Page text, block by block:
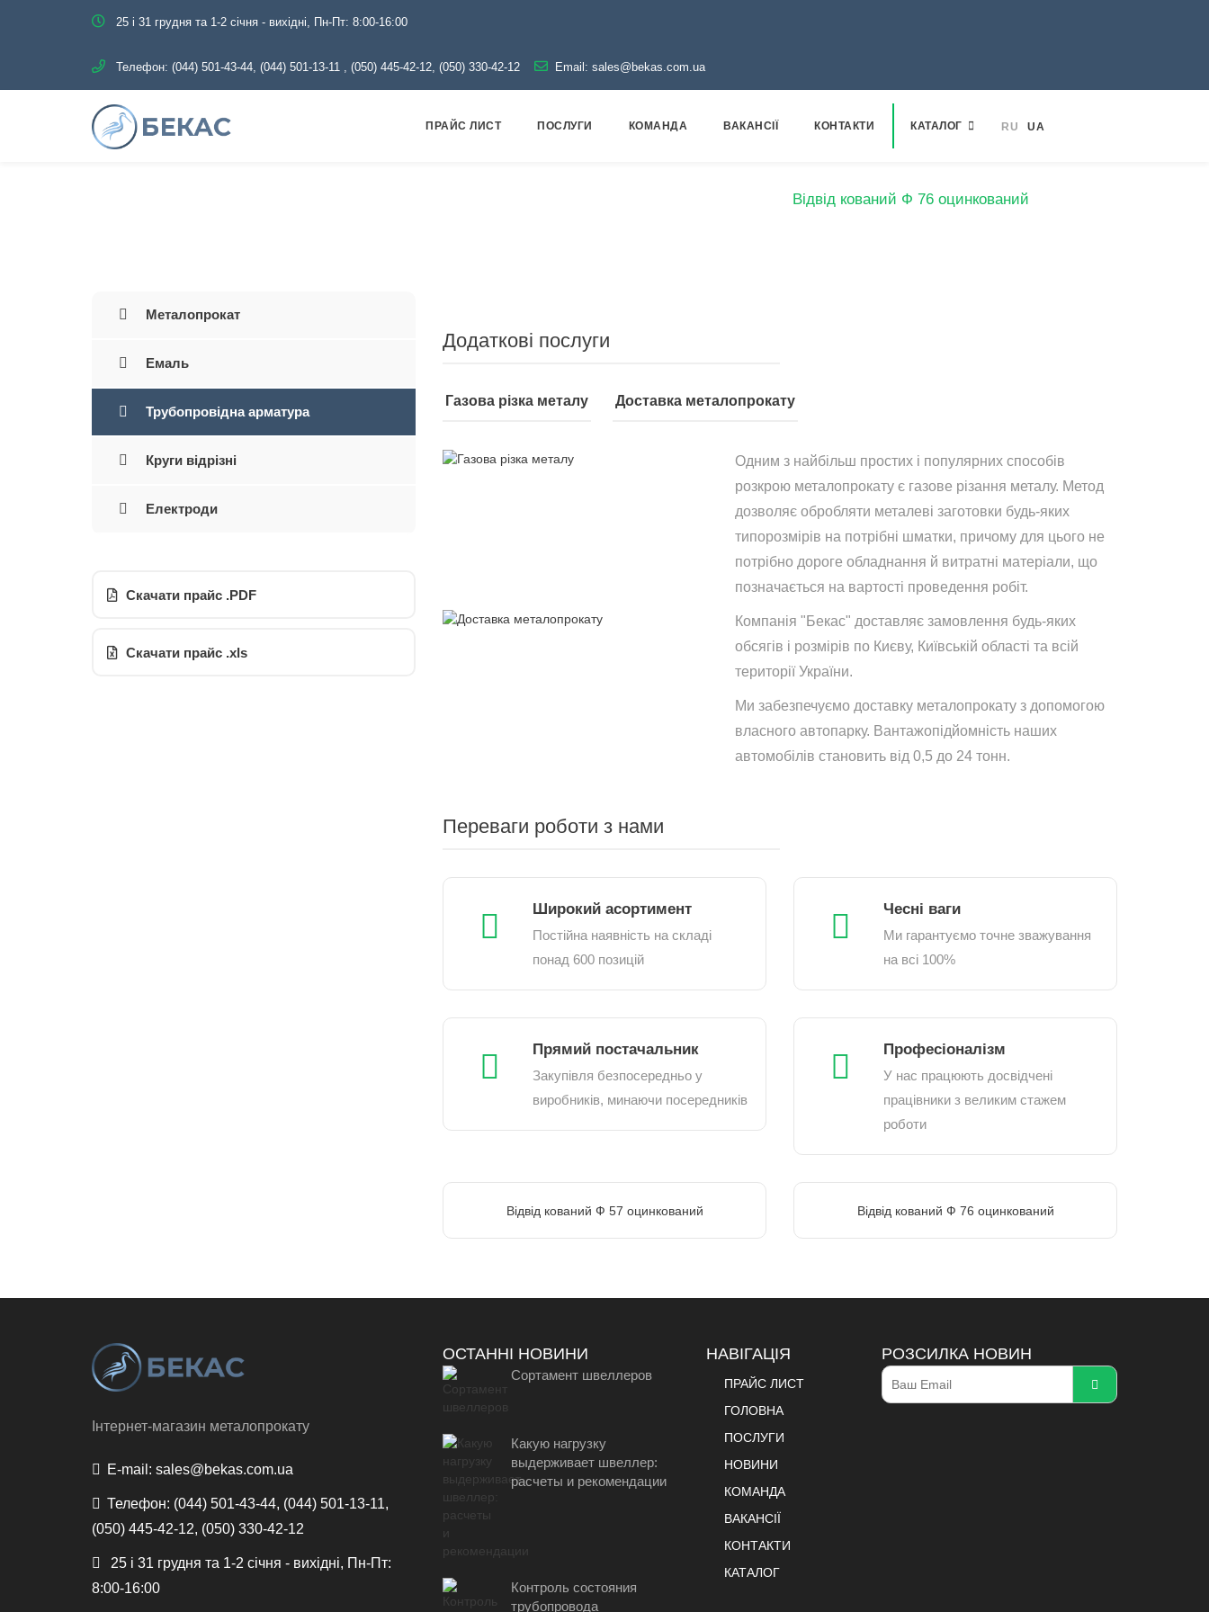
25 і 31 грудня та 1-2 січня - вихідні, Пн-Пт: 8:00-16:00
Телефон: (044) 501-43-44, (044) 501-13-11 , (050) 445-42-12, (050) 330-42-12 Email: sales@bekas.com.ua
ПРАЙС ЛИСТ ПОСЛУГИ КОМАНДА ВАКАНСІЇ КОНТАКТИ КАТАЛОГ RU UA
Відвід кований Ф 76 оцинкований
Металопрокат
Емаль
Трубопровідна арматура
Круги відрізні
Електроди
Скачати прайс .PDF
Скачати прайс .xls
Додаткові послуги
Газова різка металу Доставка металопрокату
Одним з найбільш простих і популярних способів
розкрою металопрокату є газове різання металу. Метод
дозволяє обробляти металеві заготовки будь-яких
типорозмірів на потрібні шматки, причому для цього не
потрібно дороге обладнання й витратні матеріали, що
позначається на вартості проведення робіт.
Компанія "Бекас" доставляє замовлення будь-яких
обсягів і розмірів по Києву, Київській області та всій
території України.
Ми забезпечуємо доставку металопрокату з допомогою
власного автопарку. Вантажопідйомність наших
автомобілів становить від 0,5 до 24 тонн.
Переваги роботи з нами
Широкий асортимент
Постійна наявність на складі
понад 600 позицій
Чесні ваги
Ми гарантуємо точне зважування
на всі 100%
Прямий постачальник
Закупівля безпосередньо у
виробників, минаючи посередників
Професіоналізм
У нас працюють досвідчені
працівники з великим стажем
роботи
Відвід кований Ф 57 оцинкований Відвід кований Ф 76 оцинкований
Інтернет-магазин металопрокату
E-mail: sales@bekas.com.ua
Телефон: (044) 501-43-44, (044) 501-13-11,
(050) 445-42-12, (050) 330-42-12
25 і 31 грудня та 1-2 січня - вихідні, Пн-Пт:
8:00-16:00
ОСТАННІ НОВИНИ
Сортамент швеллеров
Какую нагрузку
выдерживает швеллер:
расчеты и рекомендации
Контроль состояния
трубопровода
НАВІГАЦІЯ
ПРАЙС ЛИСТ
ГОЛОВНА
ПОСЛУГИ
НОВИНИ
КОМАНДА
ВАКАНСІЇ
КОНТАКТИ
КАТАЛОГ
РОЗСИЛКА НОВИН